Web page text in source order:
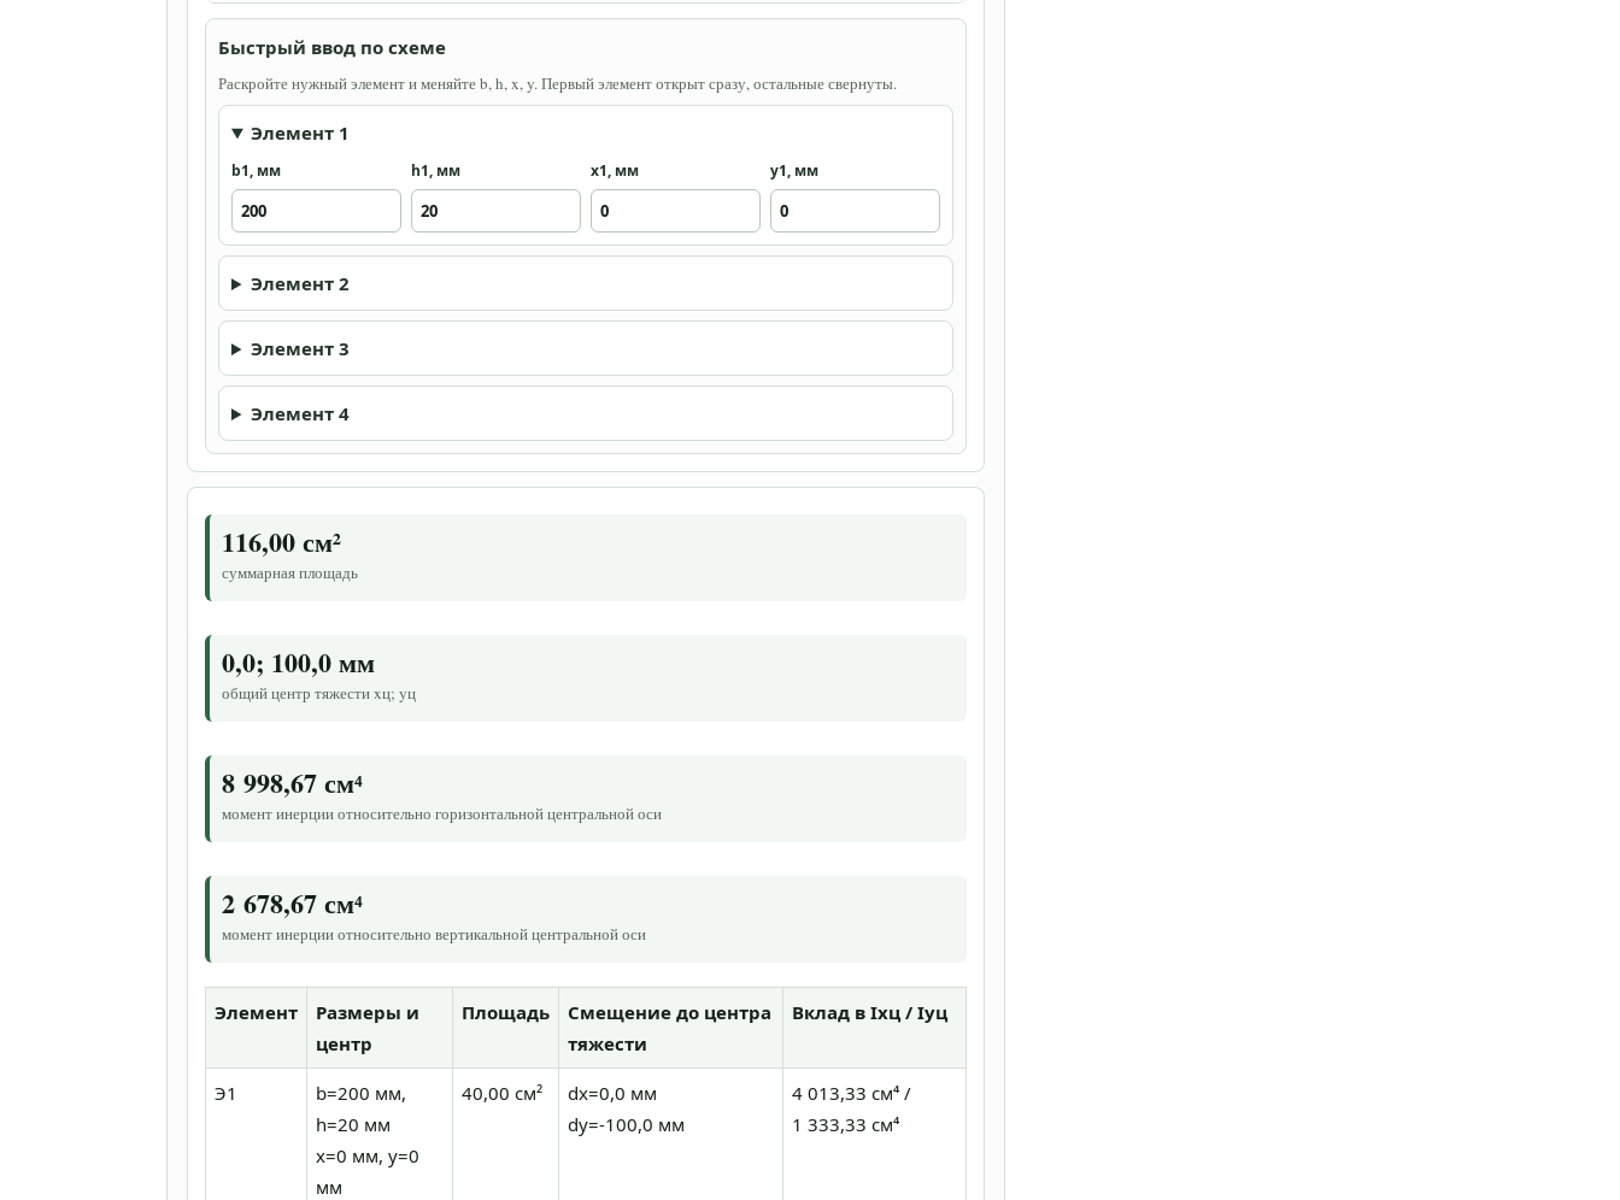
Быстрый ввод по схеме
Раскройте нужный элемент и меняйте b, h, x, y. Первый элемент открыт сразу, остальные свернуты.
Элемент 1
b1, мм h1, мм x1, мм y1, мм
Элемент 2
Элемент 3
Элемент 4
116,00 см²
суммарная площадь
0,0; 100,0 мм
общий центр тяжести xц; yц
8 998,67 см⁴
момент инерции относительно горизонтальной центральной оси
2 678,67 см⁴
момент инерции относительно вертикальной центральной оси
Элемент
Размеры и
центр
Площадь
Смещение до центра
тяжести
Вклад в Ixц / Iyц
Э1
b=200 мм,
h=20 мм
x=0 мм, y=0
мм
40,00 см²
dx=0,0 мм
dy=-100,0 мм
4 013,33 см⁴ /
1 333,33 см⁴